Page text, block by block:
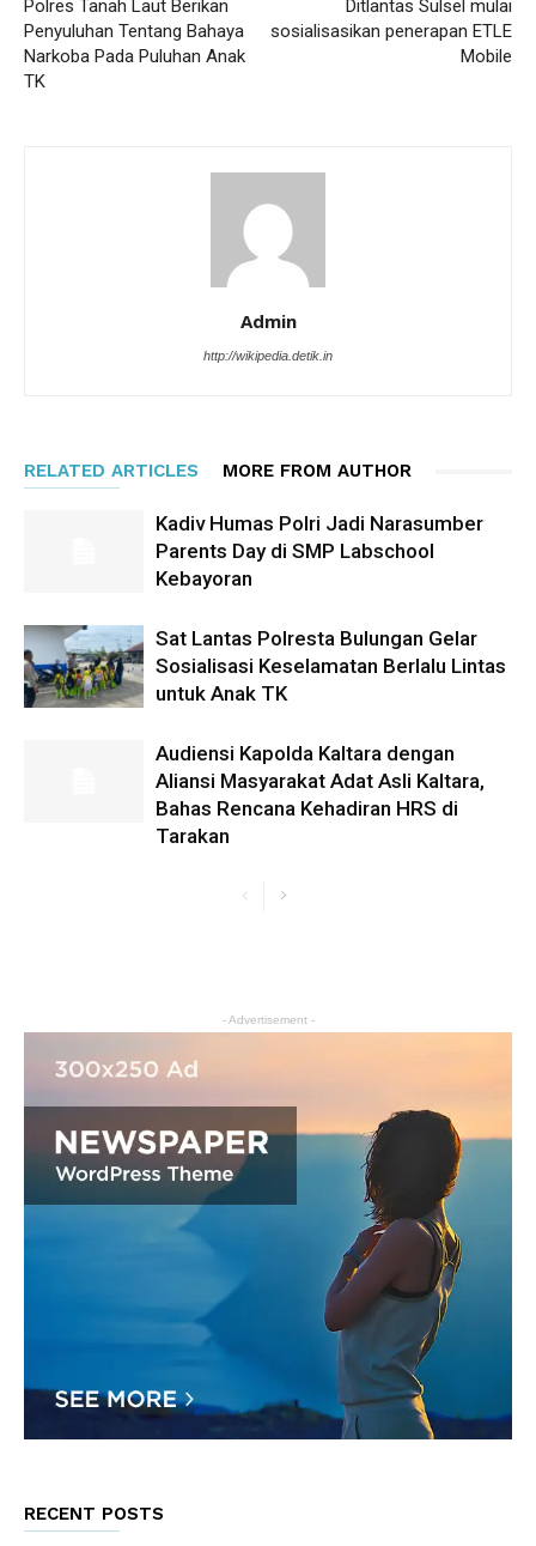
Polres Tanah Laut Berikan
Penyuluhan Tentang Bahaya
Narkoba Pada Puluhan Anak
TK
Ditlantas Sulsel mulai
sosialisasikan penerapan ETLE
Mobile
Admin
http://wikipedia.detik.in
RELATED ARTICLES MORE FROM AUTHOR
Kadiv Humas Polri Jadi Narasumber
Parents Day di SMP Labschool
Kebayoran
Sat Lantas Polresta Bulungan Gelar
Sosialisasi Keselamatan Berlalu Lintas
untuk Anak TK
Audiensi Kapolda Kaltara dengan
Aliansi Masyarakat Adat Asli Kaltara,
Bahas Rencana Kehadiran HRS di
Tarakan
- Advertisement -
RECENT POSTS